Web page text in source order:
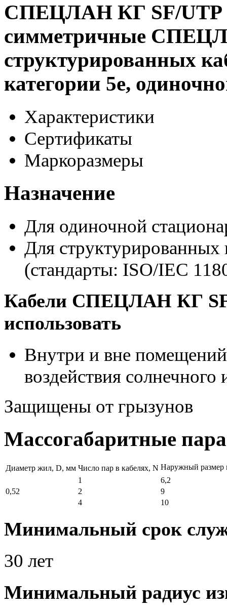
СПЕЦЛАН КГ SF/UTP
симметричные
структурированных
категории 5e,
Характеристики
Сертификаты
Маркоразмеры
Назначение
Для одиночной
Для структурированных
(стандарты: ISO/IEC
Кабели СПЕЦЛАН КГ SF/
использовать
Внутри и вне
воздействия
Защищены от грызунов
Массогабаритные
Диаметр жил, D, мм Число пар в кабелях, N Наружный размер
0,52
1
6,2
2
9
4
10
Минимальный срок
30 лет
Минимальный радиус